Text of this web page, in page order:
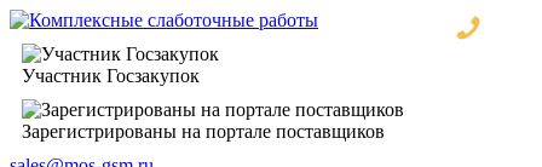
Участник Госзакупок
Зарегистрированы на портале поставщиков